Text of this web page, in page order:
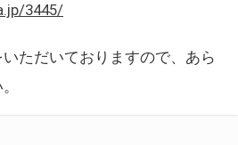
3445/
ただいておりますので、あら